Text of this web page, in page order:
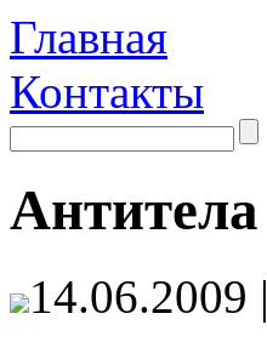
Главная
Контакты
Антитела
14.06.2009 |